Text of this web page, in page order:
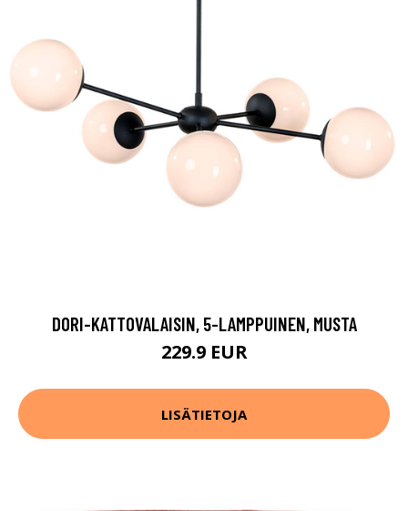
DORI-KATTOVALAISIN, 5-LAMPPUINEN, MUSTA
229.9 EUR
LISÄTIETOJA